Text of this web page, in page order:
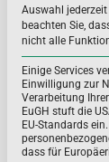
Fakt des
Auswahl
beachten Sie,
nicht alle
Einige Services
Einwilligung zur
Verarbeitung
EuGH stuft die
EU-Standards
dass für